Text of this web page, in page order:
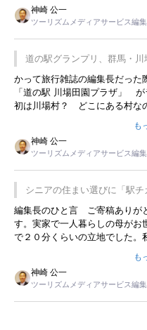
神崎 公一
ツーリズムメディアサービス編
道の駅グランプリ、群馬・
かって旅行雑誌の編集長だった
「道の駅 川場田園プラザ」
初は川場村？ どこにある村な
永井 彰一社長にインタビュー
した。プレゼンも巧みで、今
は、従業員に東京ディズニーラ
の何かを理解してもらっている
プレミアムヨーグルトを販売す
です。永井社長は、駐車場に
ことに目をつけ、高級商品でも
事を懐かしく読みました。
も
神崎 公一
ツーリズムメディアサービス編
シニアの住まい選びに「駅
暮らし
編集長のひと言 ご寄稿ありが
す。実家で一人暮らしの母がお
で２０分くらいの立地でした。
ました。母の住まいから近い
すが、私と妹にとっては、半日
は、当人だけではなく、世話を
と思いました。
も
神崎 公一
ツーリズムメディアサービス編